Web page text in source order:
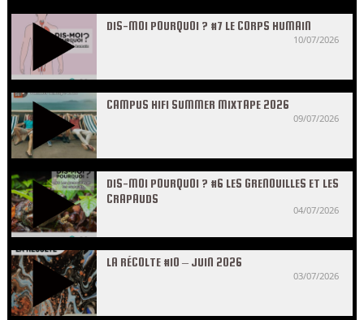
DIS-MOI POURQUOI ? #7 LE CORPS HUMAIN
10/07/2026
CAMPUS HIFI SUMMER MIXTAPE 2026
09/07/2026
DIS-MOI POURQUOI ? #6 LES GRENOUILLES ET LES
CRAPAUDS
04/07/2026
LA RÉCOLTE #10 – JUIN 2026
03/07/2026